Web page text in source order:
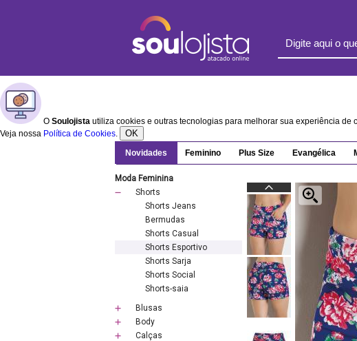
O Soulojista utiliza cookies e outras tecnologias para melhorar sua experiência
Veja nossa Política de Cookies. OK
Novidades Feminino Plus Size Evangélica
Moda Feminina
Shorts
Shorts Jeans
Bermudas
Shorts Casual
Shorts Esportivo
Shorts Sarja
Shorts Social
Shorts-saia
Blusas
Body
Calças